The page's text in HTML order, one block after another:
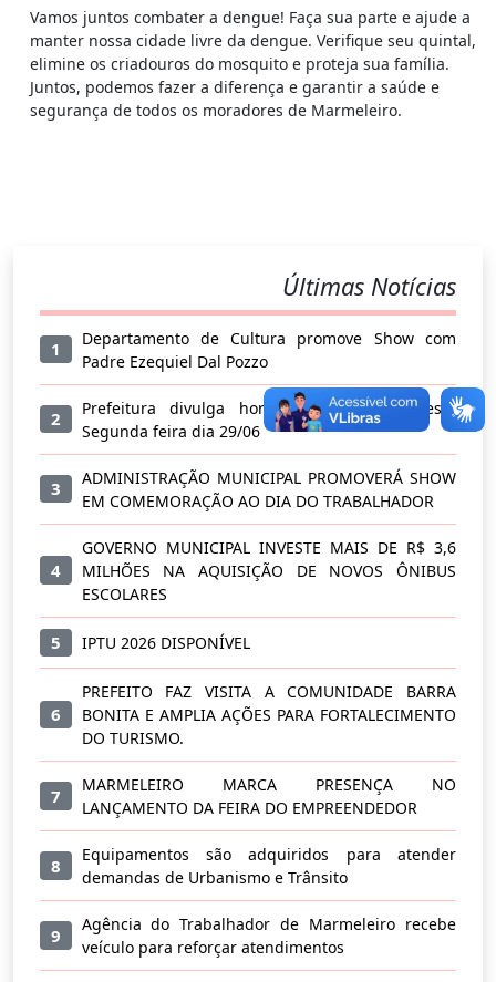
Vamos juntos combater a dengue! Faça sua parte e ajude a
manter nossa cidade livre da dengue. Verifique seu quintal,
elimine os criadouros do mosquito e proteja sua família.
Juntos, podemos fazer a diferença e garantir a saúde e
segurança de todos os moradores de Marmeleiro.
Últimas Notícias
1
Departamento de Cultura promove Show com
Padre Ezequiel Dal Pozzo
2
Prefeitura divulga horário diferenciado nesta
Segunda feira dia 29/06
3
ADMINISTRAÇÃO MUNICIPAL PROMOVERÁ SHOW
EM COMEMORAÇÃO AO DIA DO TRABALHADOR
4
GOVERNO MUNICIPAL INVESTE MAIS DE R$ 3,6
MILHÕES NA AQUISIÇÃO DE NOVOS ÔNIBUS
ESCOLARES
5 IPTU 2026 DISPONÍVEL
6
PREFEITO FAZ VISITA A COMUNIDADE BARRA
BONITA E AMPLIA AÇÕES PARA FORTALECIMENTO
DO TURISMO.
7
MARMELEIRO MARCA PRESENÇA NO
LANÇAMENTO DA FEIRA DO EMPREENDEDOR
8
Equipamentos são adquiridos para atender
demandas de Urbanismo e Trânsito
9
Agência do Trabalhador de Marmeleiro recebe
veículo para reforçar atendimentos